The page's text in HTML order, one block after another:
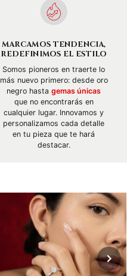
MARCAMOS TENDENCIA,
REDEFINIMOS EL ESTILO
Somos pioneros en traerte lo
más nuevo primero: desde oro
negro hasta gemas únicas
que no encontrarás en
cualquier lugar. Innovamos y
personalizamos cada detalle
en tu pieza que te hará
destacar.